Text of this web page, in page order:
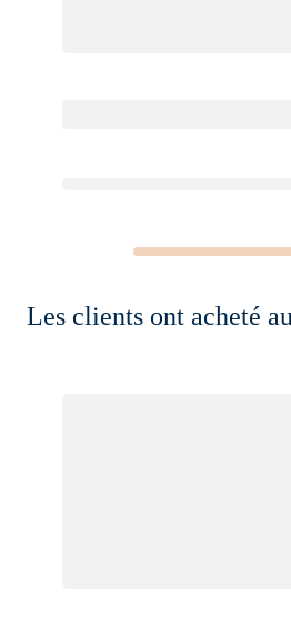
Les clients ont acheté